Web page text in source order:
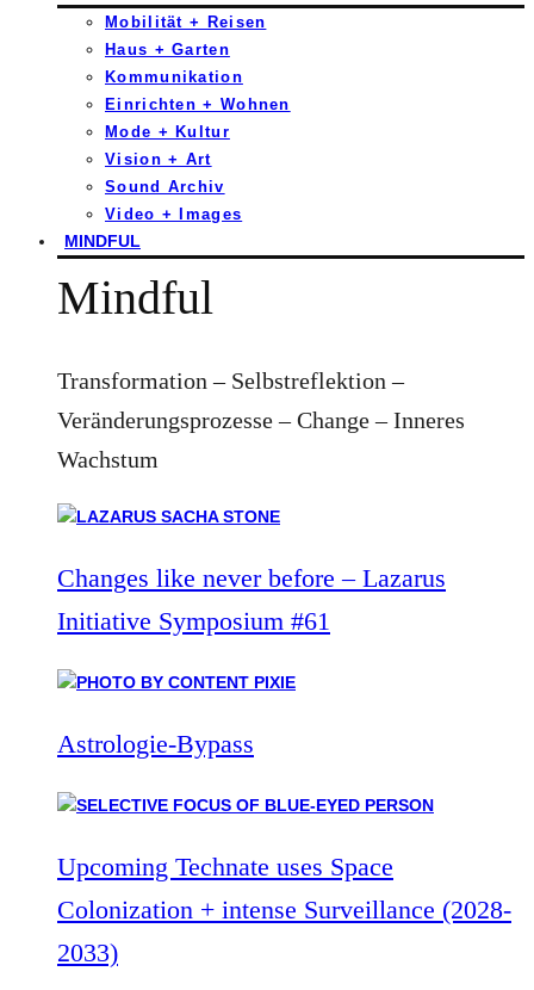
Mobilität + Reisen
Haus + Garten
Kommunikation
Einrichten + Wohnen
Mode + Kultur
Vision + Art
Sound Archiv
Video + Images
MINDFUL
Mindful
Transformation – Selbstreflektion –
Veränderungsprozesse – Change – Inneres
Wachstum
Changes like never before – Lazarus
Initiative Symposium #61
Astrologie-Bypass
Upcoming Technate uses Space
Colonization + intense Surveillance (2028-
2033)